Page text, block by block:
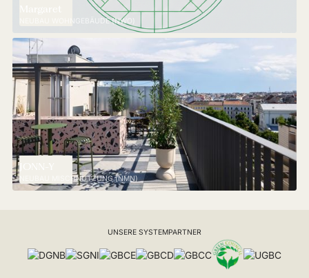
NEUBAU WOHNGEBÄUDE (NWO)
NEUBAU MISCHNUTZUNG (NMN)
UNSERE SYSTEMPARTNER